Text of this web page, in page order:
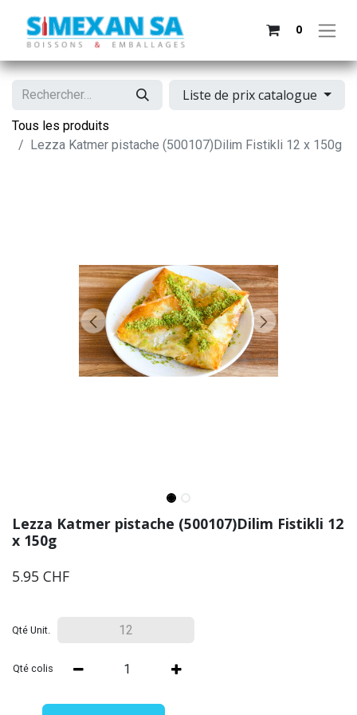
0
Liste de prix catalogue
Tous les produits
Lezza Katmer pistache (500107)Dilim Fistikli 12 x 150g
Lezza Katmer pistache (500107)Dilim Fistikli 12
x 150g
5.95 CHF
Qté Unit.
Qté colis